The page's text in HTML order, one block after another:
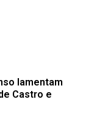
lamentam
Castro e